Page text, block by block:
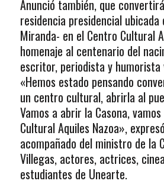
Anunció también, que
residencia presidencial ubicada
Miranda- en el Centro Cultural
homenaje al centenario del
escritor, periodista y humorista
«Hemos estado pensando
un centro cultural, abrirla al
Vamos a abrir la Casona,
Cultural Aquiles Nazoa»,
acompañado del ministro de la
Villegas, actores, actrices,
estudiantes de Unearte.